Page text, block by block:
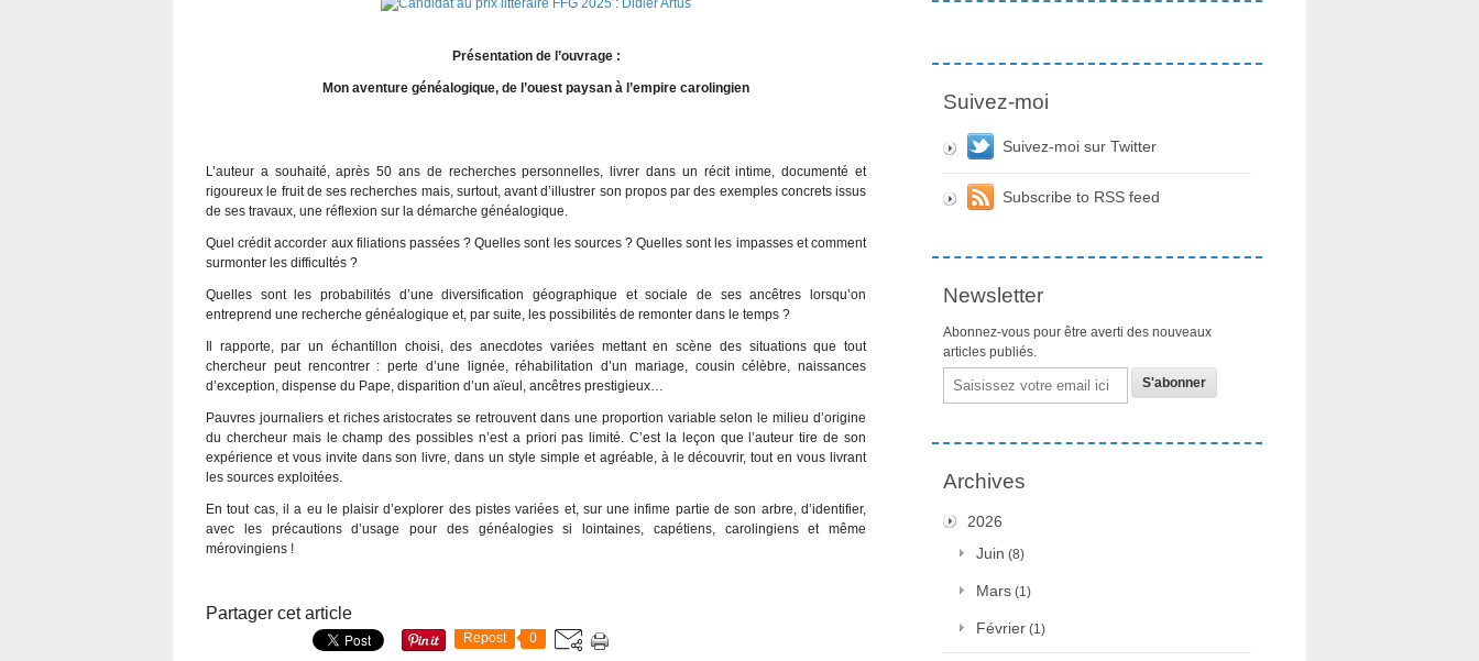
Présentation de l’ouvrage :
Mon aventure généalogique, de l’ouest paysan à l’empire carolingien
L’auteur a souhaité, après 50 ans de recherches personnelles, livrer dans un récit intime, documenté et
rigoureux le fruit de ses recherches mais, surtout, avant d’illustrer son propos par des exemples concrets issus
de ses travaux, une réflexion sur la démarche généalogique.
Quel crédit accorder aux filiations passées ? Quelles sont les sources ? Quelles sont les impasses et comment
surmonter les difficultés ?
Quelles sont les probabilités d’une diversification géographique et sociale de ses ancêtres lorsqu’on
entreprend une recherche généalogique et, par suite, les possibilités de remonter dans le temps ?
Il rapporte, par un échantillon choisi, des anecdotes variées mettant en scène des situations que tout
chercheur peut rencontrer : perte d’une lignée, réhabilitation d’un mariage, cousin célèbre, naissances
d’exception, dispense du Pape, disparition d’un aïeul, ancêtres prestigieux…
Pauvres journaliers et riches aristocrates se retrouvent dans une proportion variable selon le milieu d’origine
du chercheur mais le champ des possibles n’est a priori pas limité. C’est la leçon que l’auteur tire de son
expérience et vous invite dans son livre, dans un style simple et agréable, à le découvrir, tout en vous livrant
les sources exploitées.
En tout cas, il a eu le plaisir d’explorer des pistes variées et, sur une infime partie de son arbre, d’identifier,
avec les précautions d’usage pour des généalogies si lointaines, capétiens, carolingiens et même
mérovingiens !
Partager cet article
Repost 0
Suivez-moi
Suivez-moi sur Twitter
Subscribe to RSS feed
Newsletter
Abonnez-vous pour être averti des nouveaux
articles publiés.
Email
Archives
2026
Juin (8)
Mars (1)
Février (1)